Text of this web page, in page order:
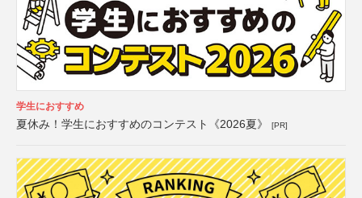
学生におすすめ
夏休み！学生におすすめのコンテスト《2026夏》 [PR]